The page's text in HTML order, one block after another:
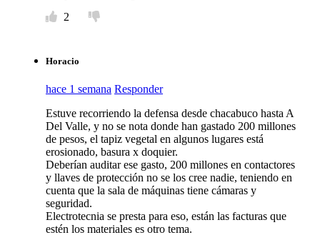
2
Horacio
hace 1 semana Responder
Estuve recorriendo la defensa desde chacabuco hasta A
Del Valle, y no se nota donde han gastado 200 millones
de pesos, el tapiz vegetal en algunos lugares está
erosionado, basura x doquier.
Deberían auditar ese gasto, 200 millones en contactores
y llaves de protección no se los cree nadie, teniendo en
cuenta que la sala de máquinas tiene cámaras y
seguridad.
Electrotecnia se presta para eso, están las facturas que
estén los materiales es otro tema.